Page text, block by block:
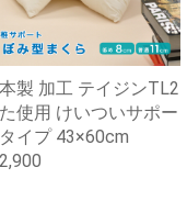
製 加工 テイジンTL2
使用 けいついサポー
タイプ 43×60cm